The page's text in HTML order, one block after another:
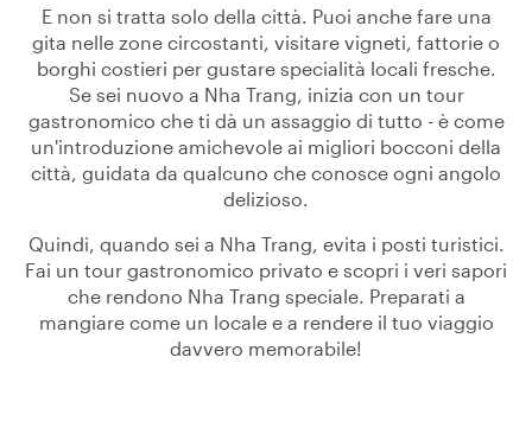
E non si tratta solo della città. Puoi anche fare una
gita nelle zone circostanti, visitare vigneti, fattorie o
borghi costieri per gustare specialità locali fresche.
Se sei nuovo a Nha Trang, inizia con un tour
gastronomico che ti dà un assaggio di tutto - è come
un'introduzione amichevole ai migliori bocconi della
città, guidata da qualcuno che conosce ogni angolo
delizioso.
Quindi, quando sei a Nha Trang, evita i posti turistici.
Fai un tour gastronomico privato e scopri i veri sapori
che rendono Nha Trang speciale. Preparati a
mangiare come un locale e a rendere il tuo viaggio
davvero memorabile!